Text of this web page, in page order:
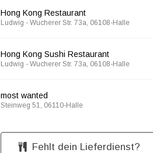
Hong Kong Restaurant
Ludwig - Wucherer Str. 73a, 06108-Halle
Hong Kong Sushi Restaurant
Ludwig - Wucherer Str. 73a, 06108-Halle
most wanted
Steinweg 51, 06110-Halle
Fehlt dein Lieferdienst?